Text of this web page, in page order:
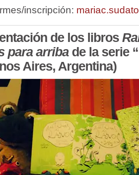
inscripción:
de los libros
para arribade la serie
Aires, Argentina)